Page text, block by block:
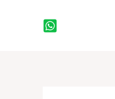
جستجو